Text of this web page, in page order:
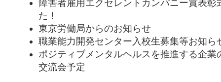
障害者雇用エクセレントカンパニー賞表彰
た！
東京労働局からのお知らせ
職業能力開発センター入校生募集等お知ら
ポジティブメンタルヘルスを推進する企業
交流会予定